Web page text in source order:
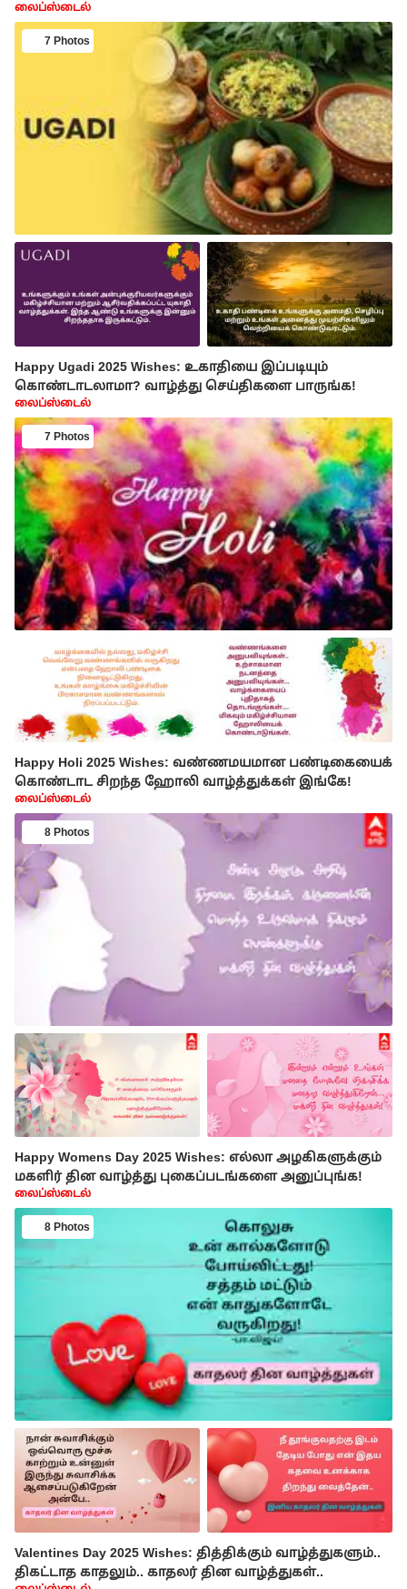
லைப்ஸ்டைல்
7 Photos
Happy Ugadi 2025 Wishes: உகாதியை இப்படியும்
கொண்டாடலாமா? வாழ்த்து செய்திகளை பாருங்க!
லைப்ஸ்டைல்
7 Photos
Happy Holi 2025 Wishes: வண்ணமயமான பண்டிகையைக்
கொண்டாட சிறந்த ஹோலி வாழ்த்துக்கள் இங்கே!
லைப்ஸ்டைல்
8 Photos
Happy Womens Day 2025 Wishes: எல்லா அழகிகளுக்கும்
மகளிர் தின வாழ்த்து புகைப்படங்களை அனுப்புங்க!
லைப்ஸ்டைல்
8 Photos
Valentines Day 2025 Wishes: தித்திக்கும் வாழ்த்துகளும்..
திகட்டாத காதலும்.. காதலர் தின வாழ்த்துகள்..